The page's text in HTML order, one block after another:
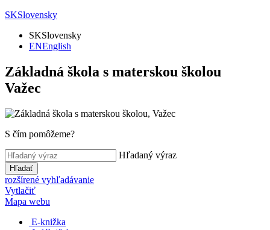
SKSlovensky
SKSlovensky
ENEnglish
Základná škola s materskou školou
Važec
S čím pomôžeme?
Hľadaný výraz
Hľadať
rozšírené vyhľadávanie
Vytlačiť
Mapa webu
E-knižka